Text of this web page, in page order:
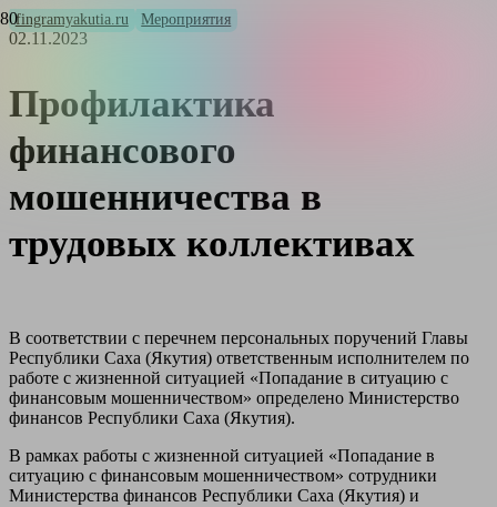
fingramyakutia.ru Мероприятия
02.11.2023
Профилактика
финансового
мошенничества в
трудовых коллективах
В соответствии с перечнем персональных поручений Главы
Республики Саха (Якутия) ответственным исполнителем по
работе с жизненной ситуацией «Попадание в ситуацию с
финансовым мошенничеством» определено Министерство
финансов Республики Саха (Якутия).
В рамках работы с жизненной ситуацией «Попадание в
ситуацию с финансовым мошенничеством» сотрудники
Министерства финансов Республики Саха (Якутия) и